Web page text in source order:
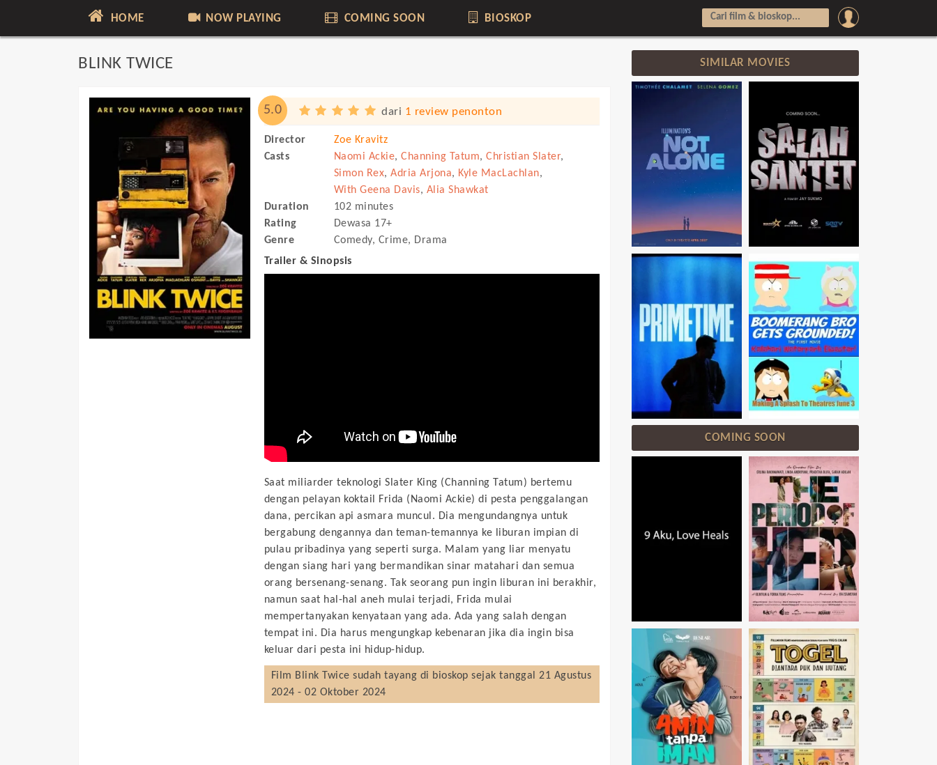
HOME NOW PLAYING COMING SOON BIOSKOP
BLINK TWICE
5.0 dari 1 review penonton
Director
Zoe Kravitz
Casts
Naomi Ackie, Channing Tatum, Christian Slater,
Simon Rex, Adria Arjona, Kyle MacLachlan,
With Geena Davis, Alia Shawkat
Duration
102 minutes
Rating
Dewasa 17+
Genre
Comedy, Crime, Drama
Trailer & Sinopsis
Saat miliarder teknologi Slater King (Channing Tatum) bertemu
dengan pelayan koktail Frida (Naomi Ackie) di pesta penggalangan
dana, percikan api asmara muncul. Dia mengundangnya untuk
bergabung dengannya dan teman-temannya ke liburan impian di
pulau pribadinya yang seperti surga. Malam yang liar menyatu
dengan siang hari yang bermandikan sinar matahari dan semua
orang bersenang-senang. Tak seorang pun ingin liburan ini berakhir,
namun saat hal-hal aneh mulai terjadi, Frida mulai
mempertanyakan kenyataan yang ada. Ada yang salah dengan
tempat ini. Dia harus mengungkap kebenaran jika dia ingin bisa
keluar dari pesta ini hidup-hidup.
Film Blink Twice sudah tayang di bioskop sejak tanggal 21 Agustus
2024 - 02 Oktober 2024
SIMILAR MOVIES
COMING SOON